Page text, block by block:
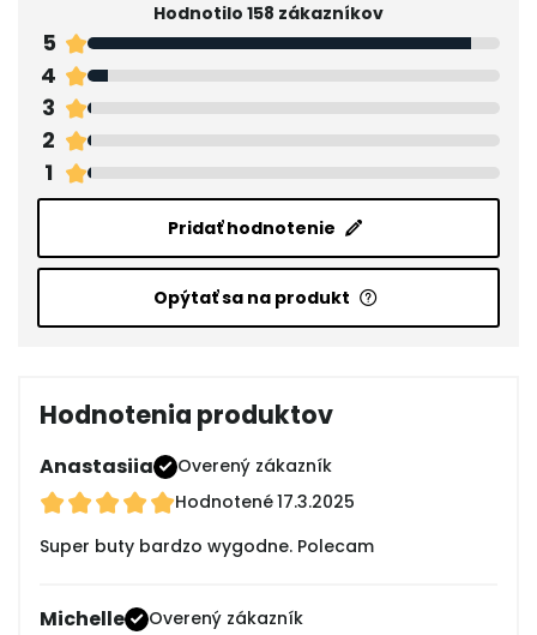
Hodnotilo 158 zákazníkov
5
4
3
2
1
Pridať hodnotenie
Opýtať sa na produkt
Hodnotenia produktov
Anastasiia
Overený zákazník
Hodnotené17.3.2025
Super buty bardzo wygodne. Polecam
Michelle
Overený zákazník